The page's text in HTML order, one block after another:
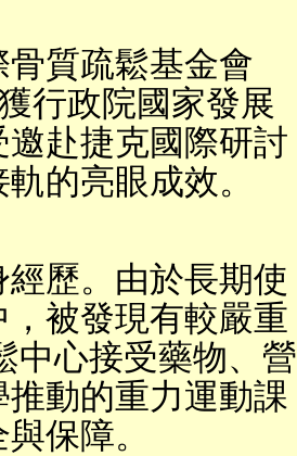
質疏鬆基金會
行政院國家發展
赴捷克國際研討
的亮眼成效。
歷。由於長期使
被發現有較嚴重
中心接受藥物、營
動的重力運動課
保障。